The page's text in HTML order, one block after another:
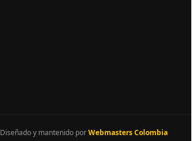
Diseñado y mantenido porWebmasters Colombia